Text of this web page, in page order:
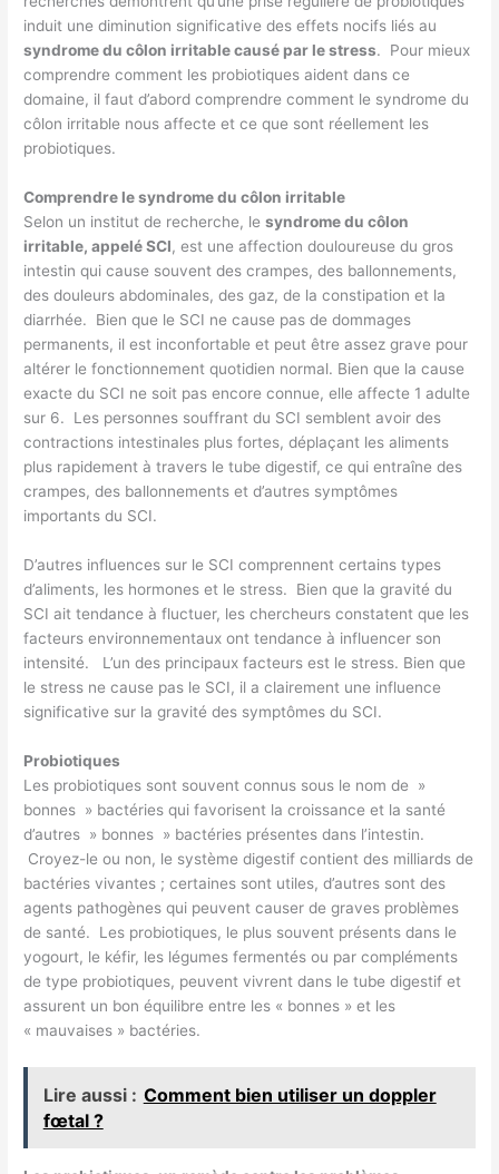
induit une diminution significative des effets nocifs liés au
syndrome du côlon irritable causé par le stress. Pour mieux
comprendre comment les probiotiques aident dans ce
domaine, il faut d’abord comprendre comment le syndrome du
côlon irritable nous affecte et ce que sont réellement les
probiotiques.
Comprendre le syndrome du côlon irritable
Selon un institut de recherche, lesyndrome du côlon
irritable, appelé SCI, est une affection douloureuse du gros
intestin qui cause souvent des crampes, des ballonnements,
des douleurs abdominales, des gaz, de la constipation et la
diarrhée. Bien que le SCI ne cause pas de dommages
permanents, il est inconfortable et peut être assez grave pour
altérer le fonctionnement quotidien normal. Bien que la cause
exacte du SCI ne soit pas encore connue, elle affecte 1 adulte
sur 6. Les personnes souffrant du SCI semblent avoir des
contractions intestinales plus fortes, déplaçant les aliments
plus rapidement à travers le tube digestif, ce qui entraîne des
crampes, des ballonnements et d’autres symptômes
importants du SCI.
D’autres influences sur le SCI comprennent certains types
d’aliments, les hormones et le stress. Bien que la gravité du
SCI ait tendance à fluctuer, les chercheurs constatent que les
facteurs environnementaux ont tendance à influencer son
intensité. L’un des principaux facteurs est le stress. Bien que
le stress ne cause pas le SCI, il a clairement une influence
significative sur la gravité des symptômes du SCI.
Probiotiques
Les probiotiques sont souvent connus sous le nom de »
bonnes » bactéries qui favorisent la croissance et la santé
d’autres » bonnes » bactéries présentes dans l’intestin.
Croyez-le ou non, le système digestif contient des milliards de
bactéries vivantes ; certaines sont utiles, d’autres sont des
agents pathogènes qui peuvent causer de graves problèmes
de santé. Les probiotiques, le plus souvent présents dans le
yogourt, le kéfir, les légumes fermentés ou par compléments
de type probiotiques, peuvent vivrent dans le tube digestif et
assurent un bon équilibre entre les « bonnes » et les
« mauvaises » bactéries.
Lire aussi : Comment bien utiliser un doppler
fœtal ?